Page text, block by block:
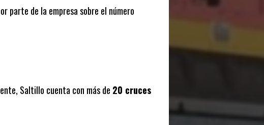
parte de la empresa sobre el número
Saltillo cuenta con más de 20 cruces